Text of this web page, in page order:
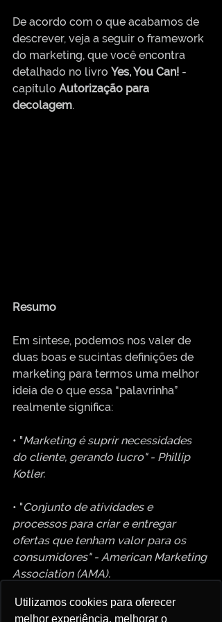
Utilizamos cookies para oferecer
melhor experiência, melhorar o
Utilizamos cookies para oferecer
melhor experiência, melhorar o
Utilizamos cookies para oferecer
melhor experiência, melhorar o
De acordo com o que acabamos de
descrever, veja a seguir o framework
do marketing, que você encontra
detalhado no livro Yes, You Can! -
capítulo Autorização para
decolagem.
Resumo
Em síntese, podemos nos valer de
duas boas e sucintas definições de
marketing para termos uma melhor
ideia de o que essa “palavrinha”
realmente significa:
• "Marketing é suprir necessidades
do cliente, gerando lucro" - Phillip
Kotler.
• "Conjunto de atividades e
processos para criar e entregar
ofertas que tenham valor para os
consumidores" - American Marketing
Association (AMA).
Adquira agora o seu exemplar do